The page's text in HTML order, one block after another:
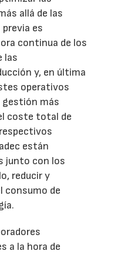
allá de las
es
continua de los
las
y, en última
operativos
gestión más
coste total de
están
junto con los
reducir y
consumo de
a la hora de